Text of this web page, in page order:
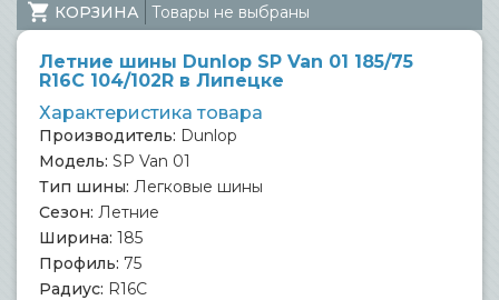
КОРЗИНА Товары не выбраны
Летние шины Dunlop SP Van 01 185/75
R16C 104/102R в Липецке
Характеристика товара
Производитель: Dunlop
Модель: SP Van 01
Тип шины: Легковые шины
Сезон: Летние
Ширина: 185
Профиль: 75
Радиус: R16C